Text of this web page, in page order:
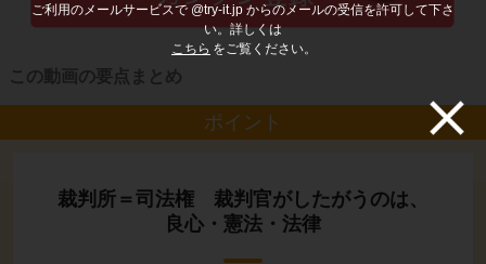
ご利用のメールサービスで @try-it.jp からのメールの受信を許可して下さ
い。詳しくは
こちら をご覧ください。
この動画の要点まとめ
ポイント
裁判所＝司法権 裁判官がしたがうのは、
良心・憲法・法律